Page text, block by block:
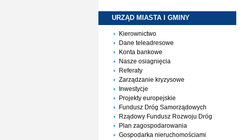
URZĄD MIASTA I GMINY
Kierownictwo
Dane teleadresowe
Konta bankowe
Nasze osiagnięcia
Referaty
Zarządzanie kryzysowe
Inwestycje
Projekty europejskie
Fundusz Dróg Samorządowych
Rządowy Fundusz Rozwoju Dróg
Plan zagospodarowania
Gospodarka nieruchomościami